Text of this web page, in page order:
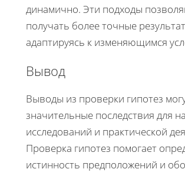
динамично. Эти подходы
получать более точные
адаптируясь к изменяющимся
Вывод
Выводы из проверки гипотез
значительные последствия для
исследований и практической
Проверка гипотез помогает
истинность предположений и